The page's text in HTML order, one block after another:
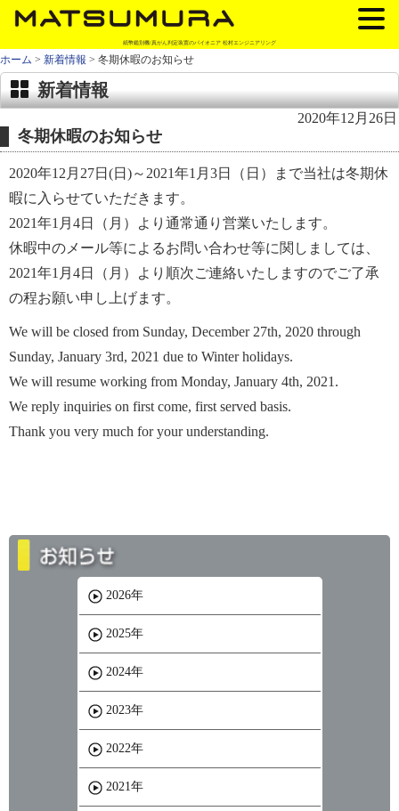
紙幣鑑別機/真がん判定装置のパイオニア 松村エンジニアリング
ホーム > 新着情報 > 冬期休暇のお知らせ
新着情報
冬期休暇のお知らせ
2020年12月26日
2020年12月27日(日)～2021年1月3日（日）まで当社は冬期休
暇に入らせていただきます。
2021年1月4日（月）より通常通り営業いたします。
休暇中のメール等によるお問い合わせ等に関しましては、
2021年1月4日（月）より順次ご連絡いたしますのでご了承
の程お願い申し上げます。
We will be closed from Sunday, December 27th, 2020 through
Sunday, January 3rd, 2021 due to Winter holidays.
We will resume working from Monday, January 4th, 2021.
We reply inquiries on first come, first served basis.
Thank you very much for your understanding.
2026年
2025年
2024年
2023年
2022年
2021年